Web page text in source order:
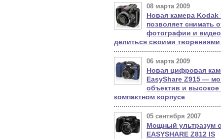
08 марта 2009
Новая камера Kodak
позволяет снимать
фотографии и
делиться своими
06 марта 2009
Новая цифровая
EasyShare Z915 —
объектив и
компактном корпусе
05 сентября 2007
Мощный ультразум
EASYSHARE Z812 IS